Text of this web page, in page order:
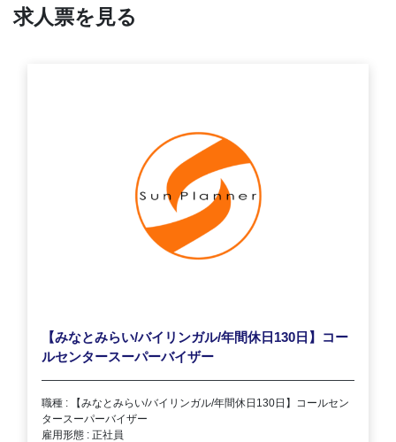
求人票を見る
【みなとみらい/バイリンガル/年間休日130日】コー
ルセンタースーパーバイザー
職種 : 【みなとみらい/バイリンガル/年間休日130日】コールセン
タースーパーバイザー
雇用形態 : 正社員